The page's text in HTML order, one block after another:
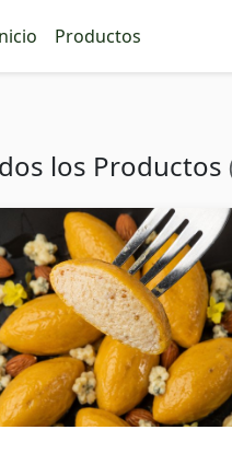
Productos
los Productos